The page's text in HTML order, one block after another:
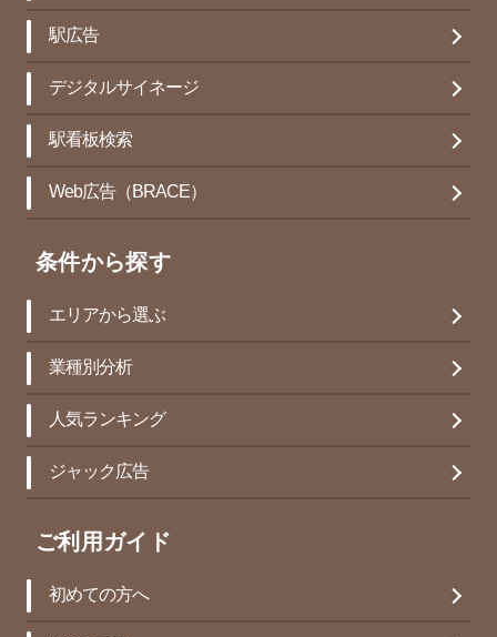
駅広告
デジタルサイネージ
駅看板検索
Web広告（BRACE）
条件から探す
エリアから選ぶ
業種別分析
人気ランキング
ジャック広告
ご利用ガイド
初めての方へ